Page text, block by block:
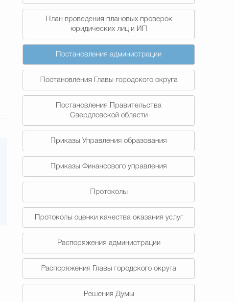
План проведения плановых проверок
юридических лиц и ИП
Постановления администрации
Постановления Главы городского округа
Постановления Правительства
Свердловской области
Приказы Управления образования
Приказы Финансового управления
Протоколы
Протоколы оценки качества оказания услуг
Распоряжения администрации
Распоряжения Главы городского округа
Решения Думы